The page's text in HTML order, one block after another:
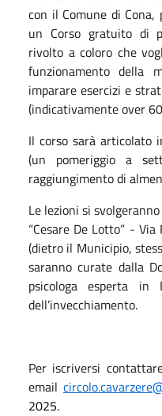
con il Comune di Cona,
un Corso gratuito di
rivolto a coloro che
funzionamento della
imparare esercizi e
(indicativamente over
Il corso sarà articolato
(un pomeriggio a
raggiungimento di
Le lezioni si
“Cesare De Lotto” -
(dietro il Municipio,
saranno curate dalla
psicologa esperta in
dell’invecchiamento.
Per iscriversi
email
2025.